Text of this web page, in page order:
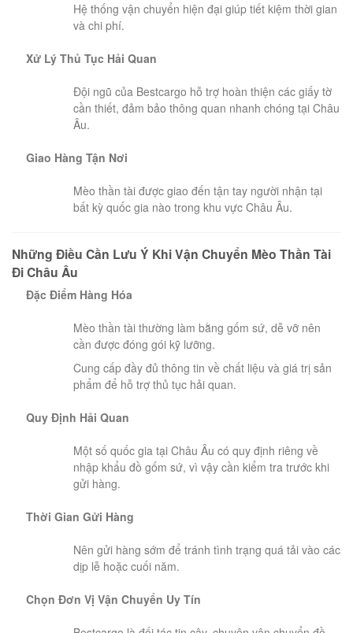
Hệ thống vận chuyển hiện đại giúp tiết kiệm thời gian
và chi phí.
Xử Lý Thủ Tục Hải Quan
Đội ngũ của Bestcargo hỗ trợ hoàn thiện các giấy tờ
cần thiết, đảm bảo thông quan nhanh chóng tại Châu
Âu.
Giao Hàng Tận Nơi
Mèo thần tài được giao đến tận tay người nhận tại
bất kỳ quốc gia nào trong khu vực Châu Âu.
Những Điều Cần Lưu Ý Khi Vận Chuyển Mèo Thần Tài
Đi Châu Âu
Đặc Điểm Hàng Hóa
Mèo thần tài thường làm bằng gốm sứ, dễ vỡ nên
cần được đóng gói kỹ lưỡng.
Cung cấp đầy đủ thông tin về chất liệu và giá trị sản
phẩm để hỗ trợ thủ tục hải quan.
Quy Định Hải Quan
Một số quốc gia tại Châu Âu có quy định riêng về
nhập khẩu đồ gốm sứ, vì vậy cần kiểm tra trước khi
gửi hàng.
Thời Gian Gửi Hàng
Nên gửi hàng sớm để tránh tình trạng quá tải vào các
dịp lễ hoặc cuối năm.
Chọn Đơn Vị Vận Chuyển Uy Tín